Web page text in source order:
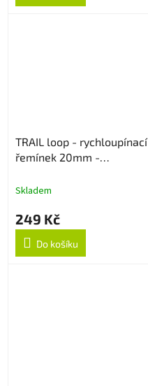
TRAIL loop - rychloupínací
řemínek 20mm -
Skladem
249 Kč
Do košíku